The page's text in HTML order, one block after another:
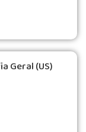
Geral (US)